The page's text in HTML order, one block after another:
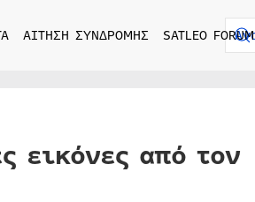
ΑΙΤΗΣΗ ΣΥΝΔΡΟΜΗΣ SATLEO FORUM
εικόνες από τον